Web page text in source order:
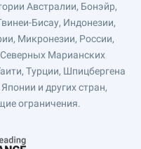
Австралии, Бонэйр,
Бисау, Индонезии,
Микронезии, России,
Марианских
Турции, Шпицбергена
и других стран,
ограничения.